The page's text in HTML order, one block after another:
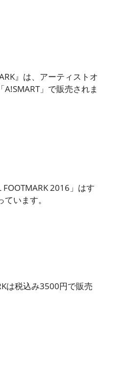
』は、アーティストオ
A!SMART」で販売されま
2016」はす
います。
は税込み3500円で販売